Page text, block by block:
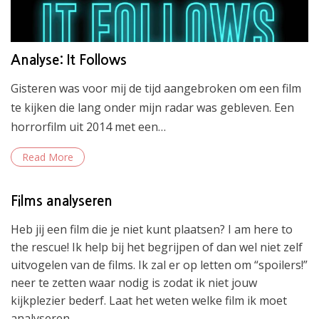
Analyse: It Follows
Gisteren was voor mij de tijd aangebroken om een film
te kijken die lang onder mijn radar was gebleven. Een
horrorfilm uit 2014 met een…
Read More
Films analyseren
Heb jij een film die je niet kunt plaatsen? I am here to
the rescue! Ik help bij het begrijpen of dan wel niet zelf
uitvogelen van de films. Ik zal er op letten om “spoilers!”
neer te zetten waar nodig is zodat ik niet jouw
kijkplezier bederf. Laat het weten welke film ik moet